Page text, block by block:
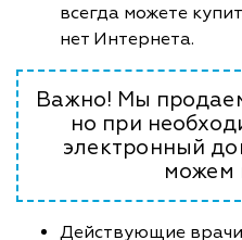
всегда можете
нет Интернета.
Важно! Мы
но при
электронный
можем
Действующие